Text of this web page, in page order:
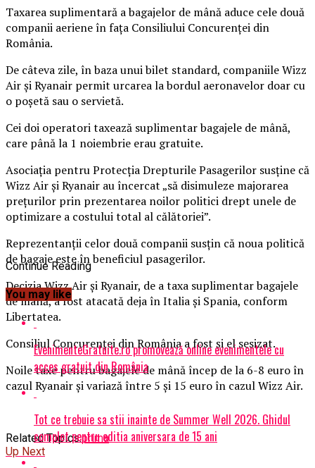
Taxarea suplimentară a bagajelor de mână aduce cele două
companii aeriene în faţa Consiliului Concurenţei din
România.
De câteva zile, în baza unui bilet standard, companiile Wizz
Air şi Ryanair permit urcarea la bordul aeronavelor doar cu
o poşetă sau o servietă.
Cei doi operatori taxează suplimentar bagajele de mână,
care până la 1 noiembrie erau gratuite.
Asociaţia pentru Protecţia Drepturile Pasagerilor susţine că
Wizz Air şi Ryanair au încercat „să disimuleze majorarea
preţurilor prin prezentarea noilor politici drept unele de
optimizare a costului total al călătoriei”.
Reprezentanţii celor două companii susţin că noua politică
de bagaje este în beneficiul pasagerilor.
Decizia Wizz Air şi Ryanair, de a taxa suplimentar bagajele
de mână, a fost atacată deja în Italia şi Spania, conform
Libertatea.
Consiliul Concurenţei din România a fost şi el sesizat.
Noile taxe pentru bagajele de mână încep de la 6-8 euro în
cazul Ryanair şi variază între 5 şi 15 euro în cazul Wizz Air.
Related Topics:prima
Up Next
Continue Reading
You may like
EvenimenteGratuite.ro promovează online evenimentele cu
acces gratuit din România
Tot ce trebuie sa stii inainte de Summer Well 2026. Ghidul
complet pentru editia aniversara de 15 ani